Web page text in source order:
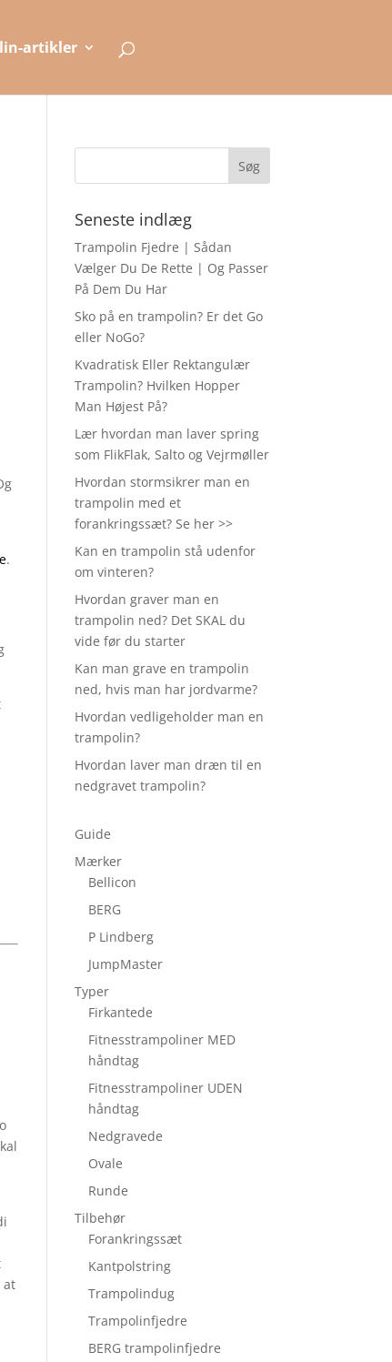
artikler
.
at
Seneste indlæg
Trampolin Fjedre | Sådan
Vælger Du De Rette | Og Passer
På Dem Du Har
Sko på en trampolin? Er det Go
eller NoGo?
Kvadratisk Eller Rektangulær
Trampolin? Hvilken Hopper
Man Højest På?
Lær hvordan man laver spring
som FlikFlak, Salto og Vejrmøller
Hvordan stormsikrer man en
trampolin med et
forankringssæt? Se her >>
Kan en trampolin stå udenfor
om vinteren?
Hvordan graver man en
trampolin ned? Det SKAL du
vide før du starter
Kan man grave en trampolin
ned, hvis man har jordvarme?
Hvordan vedligeholder man en
trampolin?
Hvordan laver man dræn til en
nedgravet trampolin?
Guide
Mærker
Bellicon
BERG
P Lindberg
JumpMaster
Typer
Firkantede
Fitnesstrampoliner MED
håndtag
Fitnesstrampoliner UDEN
håndtag
Nedgravede
Ovale
Runde
Tilbehør
Forankringssæt
Kantpolstring
Trampolindug
Trampolinfjedre
BERG trampolinfjedre